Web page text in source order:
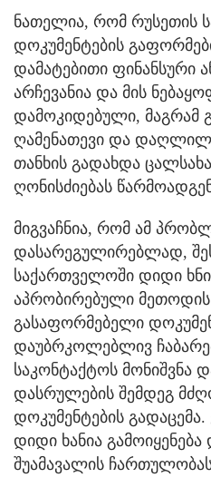
ნათელია, რომ რუსეთის
დოკუმენტების
დამატებითი ფინანსური
არჩევანია და მის
დამოკიდებული, მაგრამ
ღამენათევი და
თანხის გადახდა
ღონისძიებას
მიგვაჩნია, რომ ამ
დასარეგულირებლად,
საქართველოში დიდი
აპრობირებული მეთოდის
გასაფორმებელი
დაუბრკოლებლივ
საკონტაქტოს მონიშვნა
დასრულების შემდეგ
დოკუმენტების
დიდი ხანია გამოიყენება
შუამავალის